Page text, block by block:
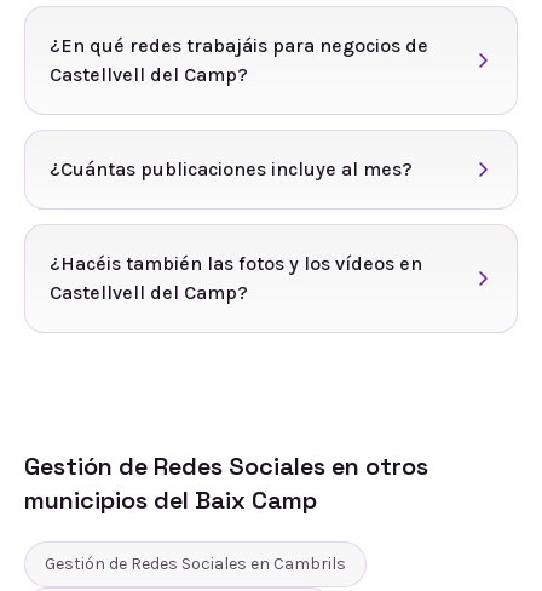
¿En qué redes trabajáis para negocios de
Castellvell del Camp?
¿Cuántas publicaciones incluye al mes?
¿Hacéis también las fotos y los vídeos en
Castellvell del Camp?
Gestión de Redes Sociales en otros
municipios del Baix Camp
Gestión de Redes Sociales en Cambrils